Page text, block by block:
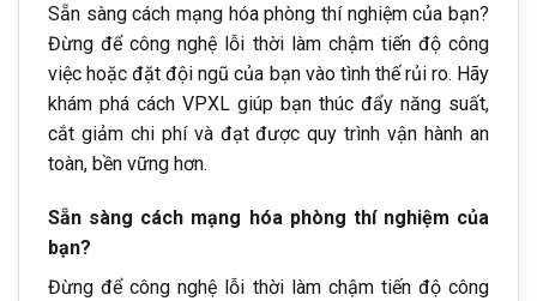
Sẵn sàng cách mạng hóa phòng thí nghiệm của bạn?
Đừng để công nghệ lỗi thời làm chậm tiến độ công
việc hoặc đặt đội ngũ của bạn vào tình thế rủi ro. Hãy
khám phá cách VPXL giúp bạn thúc đẩy năng suất,
cắt giảm chi phí và đạt được quy trình vận hành an
toàn, bền vững hơn.
Sẵn sàng cách mạng hóa phòng thí nghiệm của
bạn?
Đừng để công nghệ lỗi thời làm chậm tiến độ công